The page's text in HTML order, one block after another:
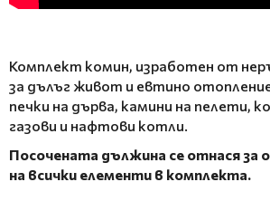
Комплект комин, изработен от
за дълъг живот и евтино
печки на дърва, камини на пелети,
газови и нафтови котли.
Посочената дължина се отнася
на всички елементи в комплекта.